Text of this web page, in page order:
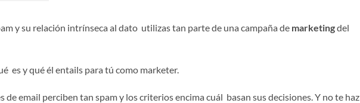
y su relación intrínseca al dato utilizas tan parte de una campaña de marketingdel
es y qué él entails para tú como marketer.
de email perciben tan spam y los criterios encima cuál basan sus decisiones. Y no te haz